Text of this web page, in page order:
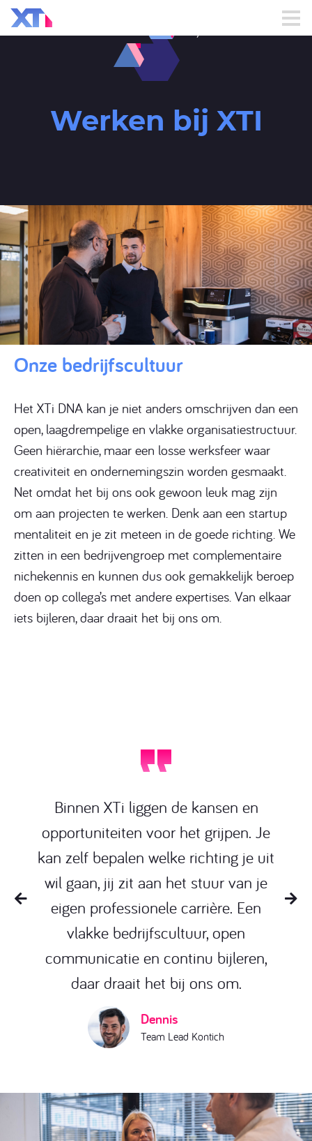
Werken bij XTI
Onze bedrijfscultuur
Het XTi DNA kan je niet anders omschrijven dan een
open, laagdrempelige en vlakke organisatiestructuur.
Geen hiërarchie, maar een losse werksfeer waar
creativiteit en ondernemingszin worden gesmaakt.
Net omdat het bij ons ook gewoon leuk mag zijn
om aan projecten te werken. Denk aan een startup
mentaliteit en je zit meteen in de goede richting. We
zitten in een bedrijvengroep met complementaire
nichekennis en kunnen dus ook gemakkelijk beroep
doen op collega’s met andere expertises. Van elkaar
iets bijleren, daar draait het bij ons om.
Binnen XTi liggen de kansen en
opportuniteiten voor het grijpen. Je
kan zelf bepalen welke richting je uit
wil gaan, jij zit aan het stuur van je
eigen professionele carrière. Een
vlakke bedrijfscultuur, open
communicatie en continu bijleren,
daar draait het bij ons om.
Dennis
Team Lead Kontich
Tom
Java & Open Source Consultant
Patrick
Java & Open Source Consultant